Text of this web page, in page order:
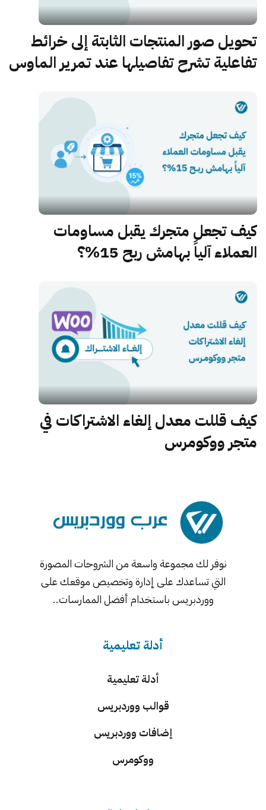
تحويل صور المنتجات الثابتة إلى خرائط
تفاعلية تشرح تفاصيلها عند تمرير الماوس
كيف تجعل متجرك يقبل مساومات
العملاء آلياً بهامش ربح 15%؟
كيف قللت معدل إلغاء الاشتراكات في
متجر ووكومرس
نوفر لك مجموعة واسعة من الشروحات المصورة
التي تساعدك على إدارة وتخصيص موقعك على
ووردبريس باستخدام أفضل الممارسات..
أدلة تعليمية
أدلة تعليمية
قوالب ووردبريس
إضافات ووردبريس
ووكومرس